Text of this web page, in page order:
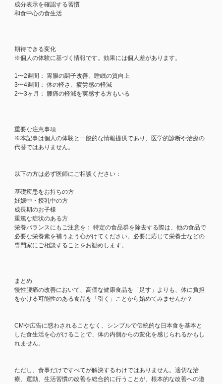
成分表示を確認する習慣
和食中心の食生活
期待できる変化
※個人の体験に基づく情報です。効果には個人差があります。
1〜2週間： 胃腸の調子改善、睡眠の質向上
3〜4週間： 体の軽さ、疲労感の軽減
2〜3ヶ月： 腰痛の軽減を実感する方もいる
重要な注意事項
※本記事は個人の体験と一般的な情報提供であり、医学的診断や治療の
代替ではありません。
以下の方は必ず医師にご相談ください：
基礎疾患をお持ちの方
妊娠中・授乳中の方
成長期のお子様
重篤な症状のある方
栄養バランスにもご注意を： 特定の食品群を除去する際は、他の食品で
必要な栄養素を補うよう心がけてください。必要に応じて栄養士などの
専門家にご相談することをお勧めします。
まとめ
慢性腰痛の改善において、高価な健康食品を「足す」よりも、体に負担
をかける可能性のある食品を「引く」ことから始めてみませんか？
CMや広告に惑わされることなく、シンプルで伝統的な日本食を基本と
した食生活を心がけることで、体の内側からの変化を感じられるかもし
れません。
ただし、食事だけですべてが解決するわけではありません。適切な治
療、運動、生活習慣の改善を総合的に行うことが、根本的な改善への道